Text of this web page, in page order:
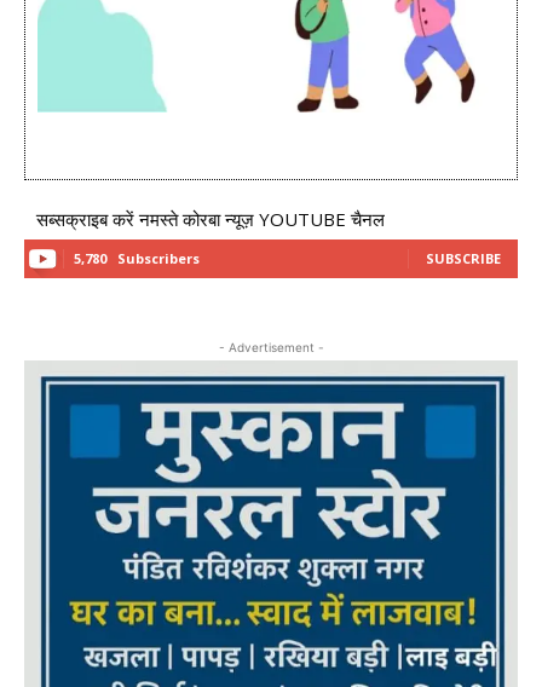
सब्सक्राइब करें नमस्ते कोरबा न्यूज़ YOUTUBE चैनल
5,780 Subscribers SUBSCRIBE
- Advertisement -